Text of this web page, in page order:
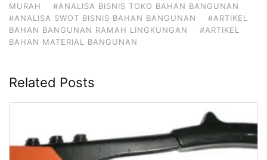
MURAH
#ANALISA BISNIS TOKO BAHAN BANGUNAN
#ANALISA SWOT BISNIS BAHAN BANGUNAN
#ARTIKEL
BAHAN BANGUNAN RAMAH LINGKUNGAN
#ARTIKEL
BAHAN MATERIAL BANGUNAN
Related Posts